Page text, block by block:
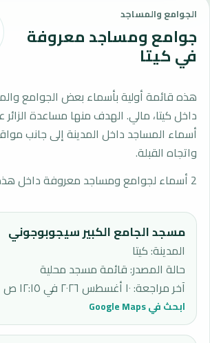
الجوامع والمساجد
جوامع ومساجد معروفة
في كيتا
هذه قائمة أولية بأسماء بعض الجوامع
داخل كيتا، مالي. الهدف منها مساعدة
أسماء المساجد داخل المدينة إلى جانب
واتجاه القبلة.
2 أسماء لجوامع ومساجد معروفة داخل هذه المدينة.
مسجد الجامع الكبير سيجوبوجوني
المدينة: كيتا
حالة المصدر:قائمة مسجد محلية
آخر مراجعة:١٠ أغسطس ٢٠٢٦ في ١٢:١٥ ص
ابحث في Google Maps